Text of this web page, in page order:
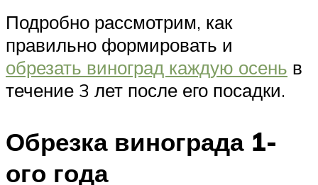
Подробно рассмотрим, как
правильно формировать и
обрезать виноград каждую осень в
течение 3 лет после его посадки.
Обрезка винограда 1-
ого года